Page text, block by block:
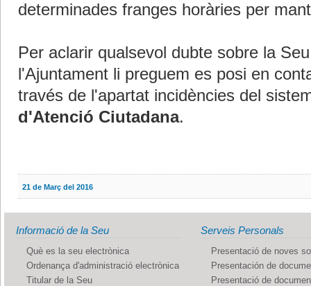
determinades franges horàries per
Per aclarir qualsevol dubte sobre la
l'Ajuntament li preguem es posi en
través de l'apartat incidències del
d'Atenció Ciutadana.
21 de Març del 2016
Informació de la Seu
Què es la seu electrònica
Ordenança d'administració electrònica
Titular de la Seu
Serveis Personals
Presentació de noves
Presentación de
Presentació de